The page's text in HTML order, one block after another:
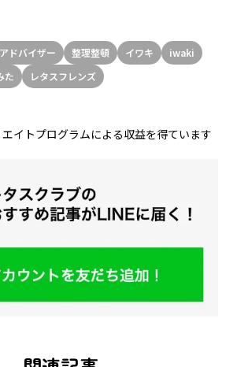
ドバイザー 整理整頓 イワキ
iwaki
た レタスフレンズ
イトプログラムによる収益を得ています